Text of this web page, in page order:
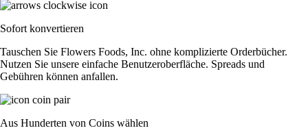
Sofort konvertieren
Tauschen Sie Flowers Foods, Inc. ohne komplizierte Orderbücher.
Nutzen Sie unsere einfache Benutzeroberfläche. Spreads und
Gebühren können anfallen.
Aus Hunderten von Coins wählen